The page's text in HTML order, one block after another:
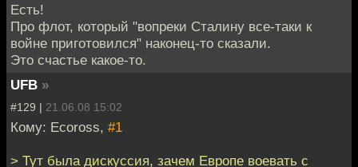
Есть!
Про флот, который "вопреки Сталину все-таки к
войне приготовился" наконец-то сказали.
Это счастье какое-то.
UFB »
#129 | 21.06.08 15:02
Кому: Ecoross, #1
> Тут была дискуссия, зачем Европе воевать с